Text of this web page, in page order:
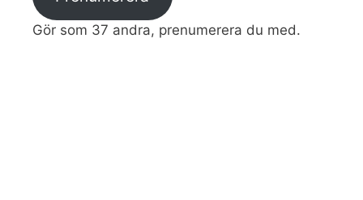
Gör som 37 andra, prenumerera du med.